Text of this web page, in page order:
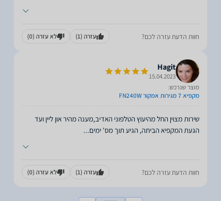
חוות הדעת עזרה לכם? עזרה (1) לא עזרה (0)
Hagit
15.04.2023
מוצר שנרכש:
מקפיא 7 מגירות אמקור FN240W
שירות מצוין החל מהיעוץ הטלפוני האדיב,מענה מהיר און ליין ועד
הגעת המקפיא הביתה, הגיע תוך מס' ימים...
חוות הדעת עזרה לכם? עזרה (1) לא עזרה (0)